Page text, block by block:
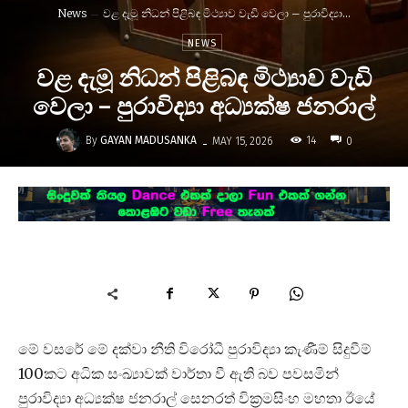
News වළ දැමූ නිධන් පිළිබඳ මිථ්‍යාව වැඩි වෙලා – පුරාවිද්‍යා...
NEWS
වළ දැමූ නිධන් පිළිබඳ මිථ්‍යාව වැඩි
වෙලා – පුරාවිද්‍යා අධ්‍යක්ෂ ජනරාල්
By GAYAN MADUSANKA - MAY 15, 2026 14 0
මේ වසරේ මේ දක්වා නීති විරෝධී පුරාවිද්‍යා කැණීම් සිදුවීම්
100කට අධික සංඛ්‍යාවක් වාර්තා වී ඇති බව පවසමින්
පුරාවිද්‍යා අධ්‍යක්ෂ ජනරාල් සෙනරත් වික්‍රමසිංහ මහතා ඊයේ